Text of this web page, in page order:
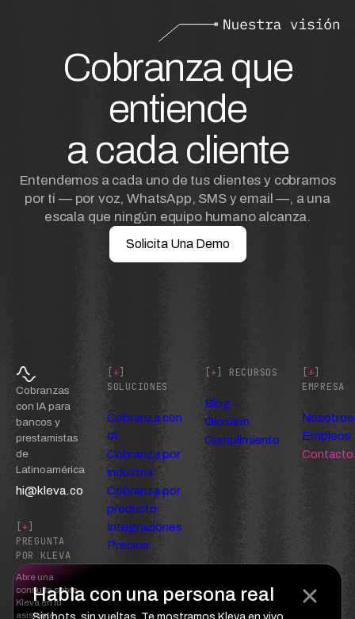
Habla con una persona real
Cobranza que
entiende
a cada cliente
Entendemos a cada uno de tus clientes y cobramos
por ti — por voz, WhatsApp, SMS y email —, a una
escala que ningún equipo humano alcanza.
Solicita Una Demo
Cobranzas
con IA para
bancos y
prestamistas
de
Latinoamérica
hi@kleva.co
[+]
PREGUNTA
POR KLEVA
Abre una
consulta sobre
Kleva en tu
asistente
[+]
SOLUCIONES
Cobranza con
IA
Cobranza por
industria
Cobranza por
producto
Integraciones
Precios
[+] RECURSOS
Blog
Glosario
Cumplimiento
[+]
EMPRESA
Nosotros
Empleos
Contacto